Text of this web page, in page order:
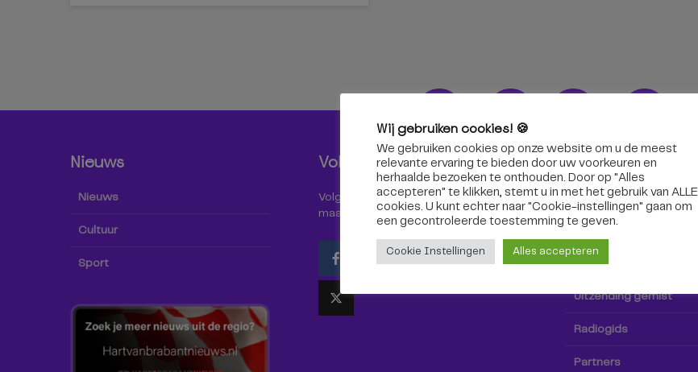
Nieuws
Nieuws
Cultuur
Sport
Volg ons!
Volg Omroep Tilburg niet alleen hier,
maar ook via social media!
Radio & TV
Kijk tv
Radio
TV-gids
Uitzending gemist
Radiogids
Partners
Wij gebruiken cookies! 🍪
We gebruiken cookies op onze website om u de meest
relevante ervaring te bieden door uw voorkeuren en
herhaalde bezoeken te onthouden. Door op "Alles
accepteren" te klikken, stemt u in met het gebruik van ALLE
cookies. U kunt echter naar "Cookie-instellingen" gaan om
een ​​gecontroleerde toestemming te geven.
Cookie Instellingen Alles accepteren